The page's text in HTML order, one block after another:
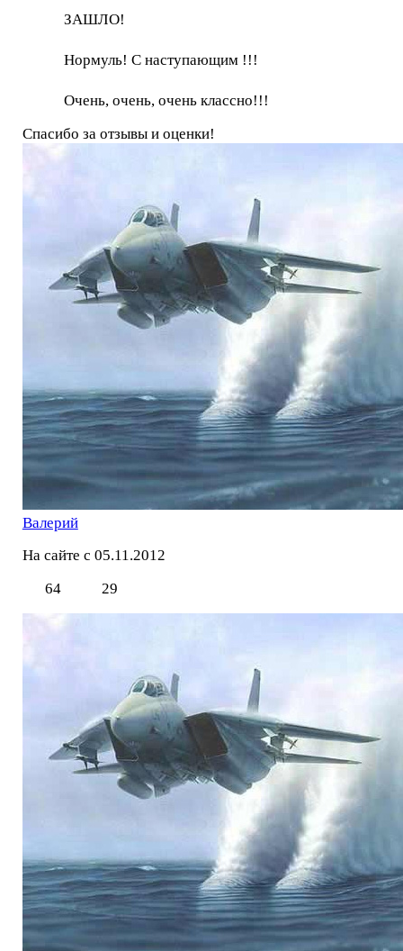
ЗАШЛО!
Нормуль! С наступающим !!!
Очень, очень, очень классно!!!
Спасибо за отзывы и оценки!
Валерий
На сайте с 05.11.2012
64
29